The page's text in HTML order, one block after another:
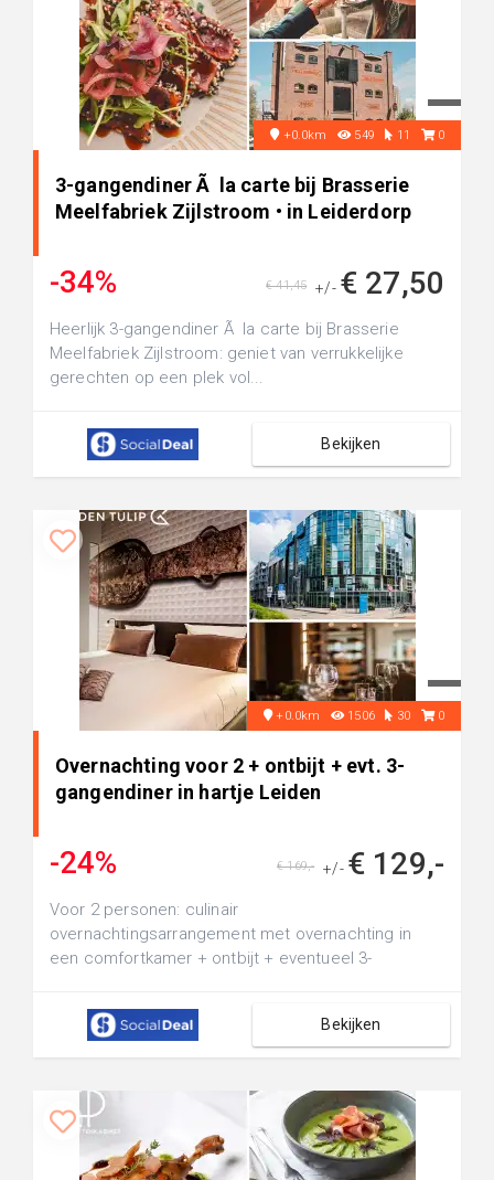
+0.0km 549 11 0
3-gangendiner Ã la carte bij Brasserie
Meelfabriek Zijlstroom • in Leiderdorp
-34% +/- € 27,50
€ 41,45
Heerlijk 3-gangendiner Ã la carte bij Brasserie
Meelfabriek Zijlstroom: geniet van verrukkelijke
gerechten op een plek vol...
Bekijken
+0.0km 1506 30 0
Overnachting voor 2 + ontbijt + evt. 3-
gangendiner in hartje Leiden
-24% +/- € 129,-
€ 169,-
Voor 2 personen: culinair
overnachtingsarrangement met overnachting in
een comfortkamer + ontbijt + eventueel 3-
Bekijken